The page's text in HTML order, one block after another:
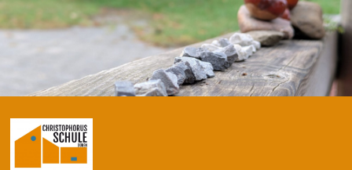
Zum
Inhalt